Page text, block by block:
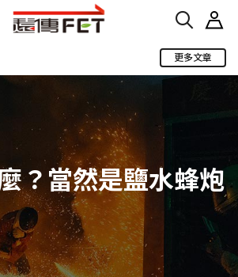
更多文章
？當然是鹽水蜂炮